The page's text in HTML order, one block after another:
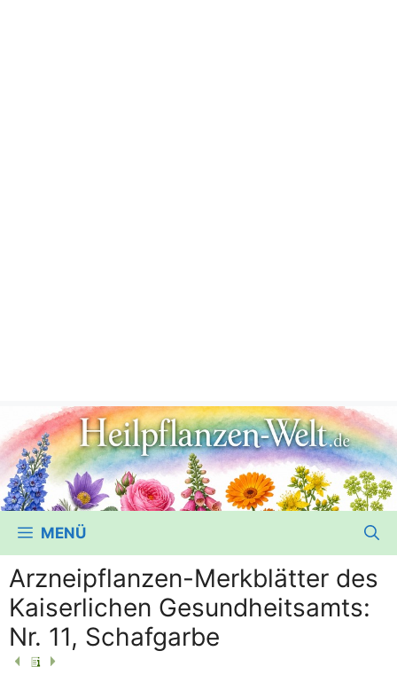
MENÜ
Arzneipflanzen-Merkblätter des
Kaiserlichen Gesundheitsamts:
Nr. 11, Schafgarbe